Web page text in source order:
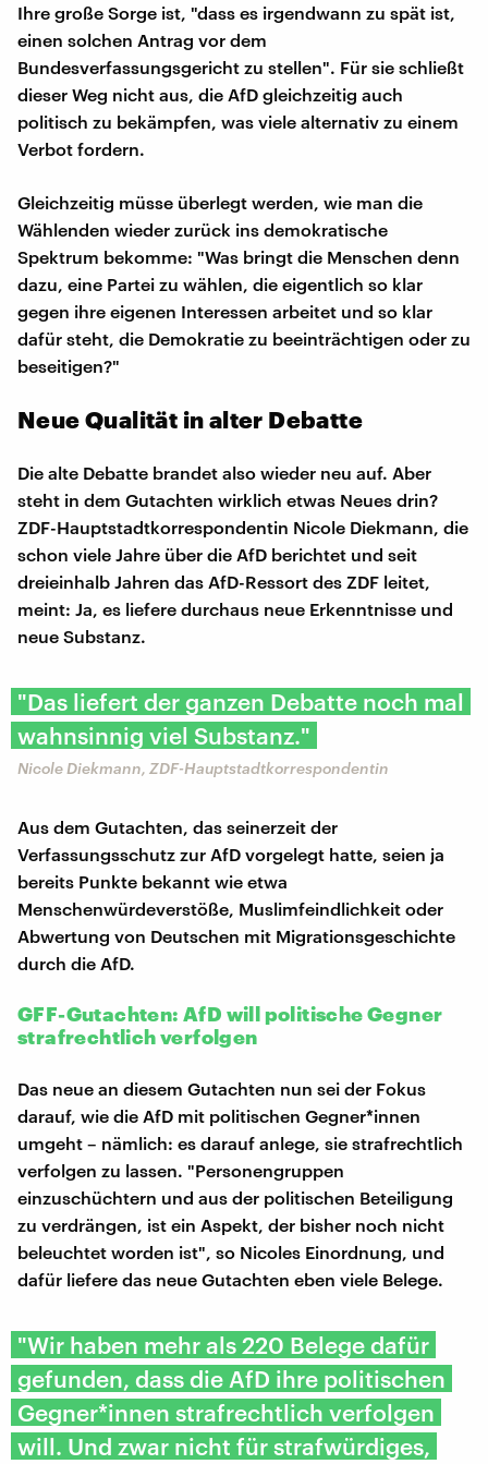
Ihre große Sorge ist, "dass es irgendwann zu spät ist,
einen solchen Antrag vor dem
Bundesverfassungsgericht zu stellen". Für sie schließt
dieser Weg nicht aus, die AfD gleichzeitig auch
politisch zu bekämpfen, was viele alternativ zu einem
Verbot fordern.
Gleichzeitig müsse überlegt werden, wie man die
Wählenden wieder zurück ins demokratische
Spektrum bekomme: "Was bringt die Menschen denn
dazu, eine Partei zu wählen, die eigentlich so klar
gegen ihre eigenen Interessen arbeitet und so klar
dafür steht, die Demokratie zu beeinträchtigen oder zu
beseitigen?"
Neue Qualität in alter Debatte
Die alte Debatte brandet also wieder neu auf. Aber
steht in dem Gutachten wirklich etwas Neues drin?
ZDF-Hauptstadtkorrespondentin Nicole Diekmann, die
schon viele Jahre über die AfD berichtet und seit
dreieinhalb Jahren das AfD-Ressort des ZDF leitet,
meint: Ja, es liefere durchaus neue Erkenntnisse und
neue Substanz.
"Das liefert der ganzen Debatte noch mal
wahnsinnig viel Substanz."
Nicole Diekmann, ZDF-Hauptstadtkorrespondentin
Aus dem Gutachten, das seinerzeit der
Verfassungsschutz zur AfD vorgelegt hatte, seien ja
bereits Punkte bekannt wie etwa
Menschenwürdeverstöße, Muslimfeindlichkeit oder
Abwertung von Deutschen mit Migrationsgeschichte
durch die AfD.
GFF-Gutachten: AfD will politische Gegner
strafrechtlich verfolgen
Das neue an diesem Gutachten nun sei der Fokus
darauf, wie die AfD mit politischen Gegner*innen
umgeht – nämlich: es darauf anlege, sie strafrechtlich
verfolgen zu lassen. "Personengruppen
einzuschüchtern und aus der politischen Beteiligung
zu verdrängen, ist ein Aspekt, der bisher noch nicht
beleuchtet worden ist", so Nicoles Einordnung, und
dafür liefere das neue Gutachten eben viele Belege.
"Wir haben mehr als 220 Belege dafür
gefunden, dass die AfD ihre politischen
Gegner*innen strafrechtlich verfolgen
will. Und zwar nicht für strafwürdiges,